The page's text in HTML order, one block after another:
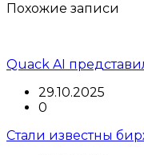
Похожие записи
Quack AI
29.10.2025
0
Стали известны